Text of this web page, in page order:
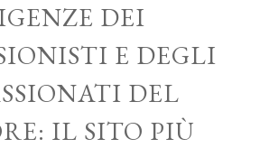
DEI
E DEGLI
DEL
IL SITO PIÙ